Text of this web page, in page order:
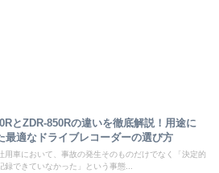
とZDR-850Rの違いを徹底解説！用途に
最適なドライブレコーダーの選び方
用車において、事故の発生そのものだけでなく「決定的
録できていなかった」という事態...